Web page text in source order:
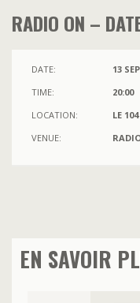
RADIO ON –
DATE:
13
TIME:
20:00
LOCATION:
LE
VENUE:
EN SAVOIR